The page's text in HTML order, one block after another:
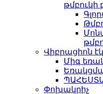
թմբուկի
Վիբրացիոն
Միգ
Փոխակրիչ